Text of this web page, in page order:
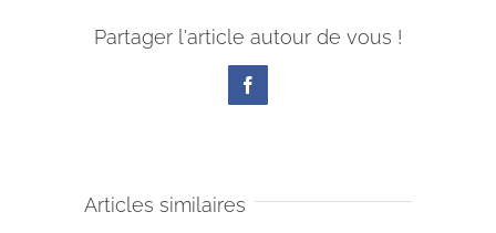
Partager l'article autour de vous !
Facebook
Articles similaires